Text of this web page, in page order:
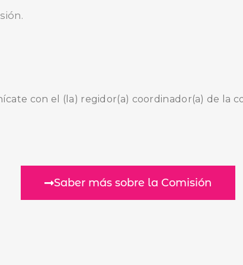
con el (la) regidor(a) coordinador(a) de la
Saber más sobre la Comisión